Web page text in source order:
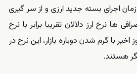
اجرای بسته جدید ارزی و از سر گیری
ها نرخ ارز دلالان تقریبا برابر با نرخ
اخیر با گرم شدن دوباره بازار، این نرخ در
هستند.